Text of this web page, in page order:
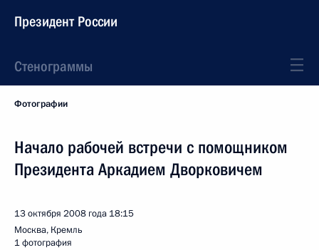
Президент России
Стенограммы
Фотографии
Начало рабочей встречи с помощником
Президента Аркадием Дворковичем
13 октября 2008 года 18:15
Москва, Кремль
1 фотография